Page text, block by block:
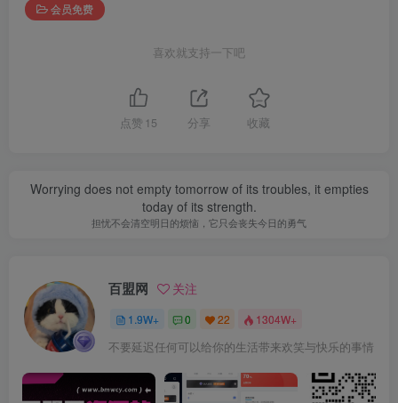
会员免费
喜欢就支持一下吧
点赞 15 分享 收藏
Worrying does not empty tomorrow of its troubles, it empties
today of its strength.
担忧不会清空明日的烦恼，它只会丧失今日的勇气
百盟网 关注
1.9W+ 0 22 1304W+
不要延迟任何可以给你的生活带来欢笑与快乐的事情